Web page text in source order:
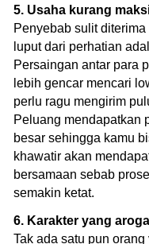
5. Usaha kurang
Penyebab sulit
luput dari perhatian
Persaingan antar para
lebih gencar mencari
perlu ragu mengirim
Peluang mendapatkan
besar sehingga kamu
khawatir akan
bersamaan sebab
semakin ketat.
6. Karakter yang
Tak ada satu pun